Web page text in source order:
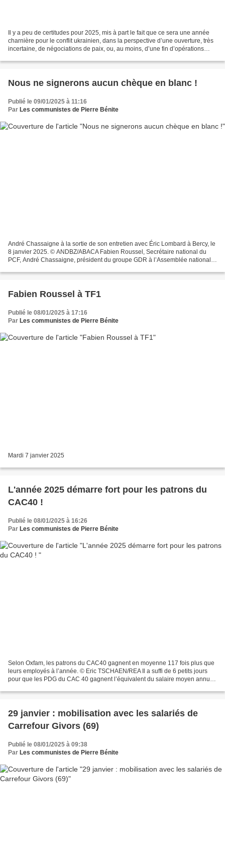
Il y a peu de certitudes pour 2025, mis à part le fait que ce sera une année
charnière pour le conflit ukrainien, dans la perspective d’une ouverture, très
incertaine, de négociations de paix, ou, au moins, d’une fin d’opérations
Nous ne signerons aucun chèque en blanc !
Publié le 09/01/2025 à 11:16
Par Les communistes de Pierre Bénite
André Chassaigne à la sortie de son entretien avec Éric Lombard à Bercy, le
8 janvier 2025. © ANDBZ/ABACA Fabien Roussel, Secrétaire national du
PCF, André Chassaigne, président du groupe GDR à l’Assemblée nationale
Fabien Roussel à TF1
Publié le 08/01/2025 à 17:16
Par Les communistes de Pierre Bénite
Mardi 7 janvier 2025
L'année 2025 démarre fort pour les patrons du
CAC40 !
Publié le 08/01/2025 à 16:26
Par Les communistes de Pierre Bénite
Selon Oxfam, les patrons du CAC40 gagnent en moyenne 117 fois plus que
leurs employés à l’année. © Eric TSCHAEN/REA Il a suffi de 6 petits jours
pour que les PDG du CAC 40 gagnent l’équivalent du salaire moyen annuel
29 janvier : mobilisation avec les salariés de
Carrefour Givors (69)
Publié le 08/01/2025 à 09:38
Par Les communistes de Pierre Bénite